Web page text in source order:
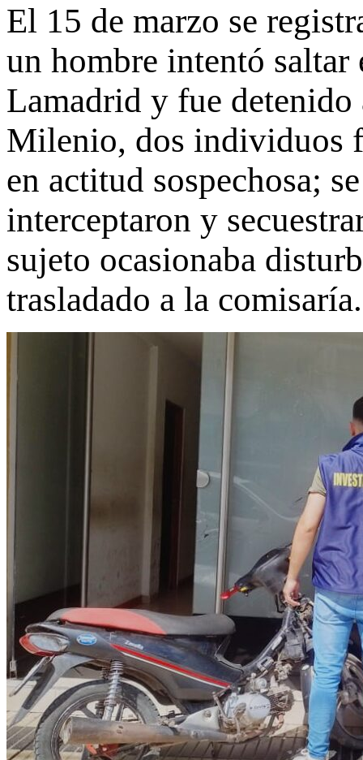
El 15 de marzo se
un hombre intentó
Lamadrid y fue
Milenio, dos individuos
en actitud sospechosa;
interceptaron y
sujeto ocasionaba
trasladado a la comisaría.